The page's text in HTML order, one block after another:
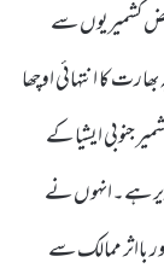
کشمیریوں سے
کا انتہائی اوچھا
جنوبی ایشیا کے
ہے۔انہوں نے
بااثر ممالک سے